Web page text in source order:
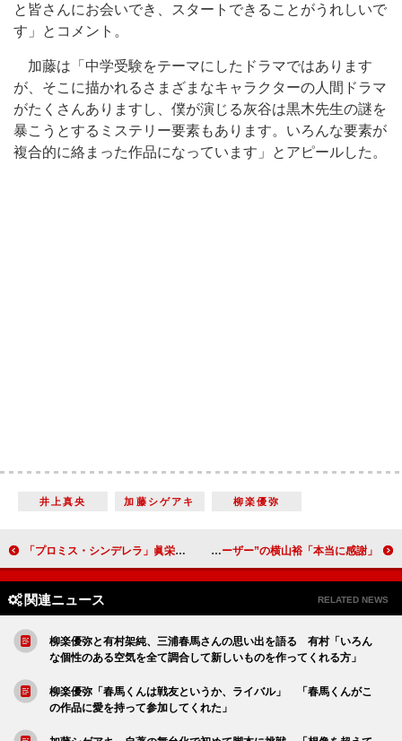
と皆さんにお会いでき、スタートできることがうれしいで
す」とコメント。
加藤は「中学受験をテーマにしたドラマではあります
が、そこに描かれるさまざまなキャラクターの人間ドラマ
がたくさんありますし、僕が演じる灰谷は黒木先生の謎を
暴こうとするミステリー要素もあります。いろんな要素が
複合的に絡まった作品になっています」とアピールした。
井上真央 加藤シゲアキ 柳楽優弥
「プロミス・シンデレラ」眞栄田郷敦“壱成”と二階堂ふみ“早梅”のキスシーンが話題に 主題歌を歌うLiSAも「キュン通り過ぎて動悸がやばい」 関ジャニ∞「ドラクエウォーク」２周年アンバサダーに “ガチユーザー”の横山裕「本当に感謝」
関連ニュース RELATED NEWS
柳楽優弥と有村架純、三浦春馬さんの思い出を語る 有村「いろん
な個性のある空気を全て調合して新しいものを作ってくれる方」
柳楽優弥「春馬くんは戦友というか、ライバル」 「春馬くんがこ
の作品に愛を持って参加してくれた」